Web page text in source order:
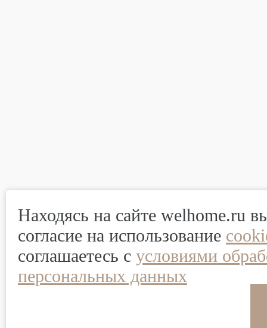
Находясь на сайте welhome.ru
согласие на использование
соглашаетесь с условиями
персональных данных